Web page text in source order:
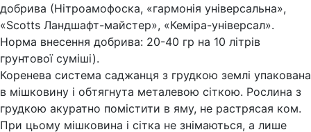
добрива (Нітроамофоска, «гармонія універсальна»,
«Scotts Ландшафт-майстер», «Кеміра-універсал».
Норма внесення добрива: 20-40 гр на 10 літрів
грунтової суміші).
Коренева система саджанця з грудкою землі упакована
в мішковину і обтягнута металевою сіткою. Рослина з
грудкою акуратно помістити в яму, не растрясая ком.
При цьому мішковина і сітка не знімаються, а лише